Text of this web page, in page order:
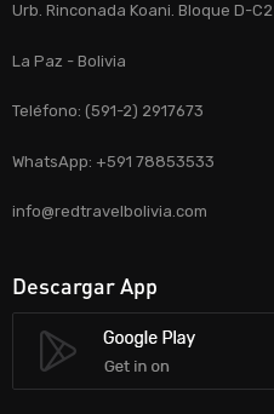
Urb. Rinconada Koani. Bloque D-C2
La Paz - Bolivia
Teléfono: (591-2) 2917673
WhatsApp: +591 78853533
info@redtravelbolivia.com
Descargar App